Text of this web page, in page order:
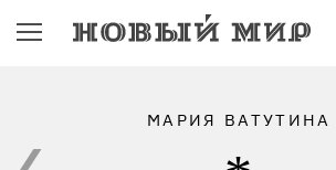
МАРИЯ ВАТУТИНА